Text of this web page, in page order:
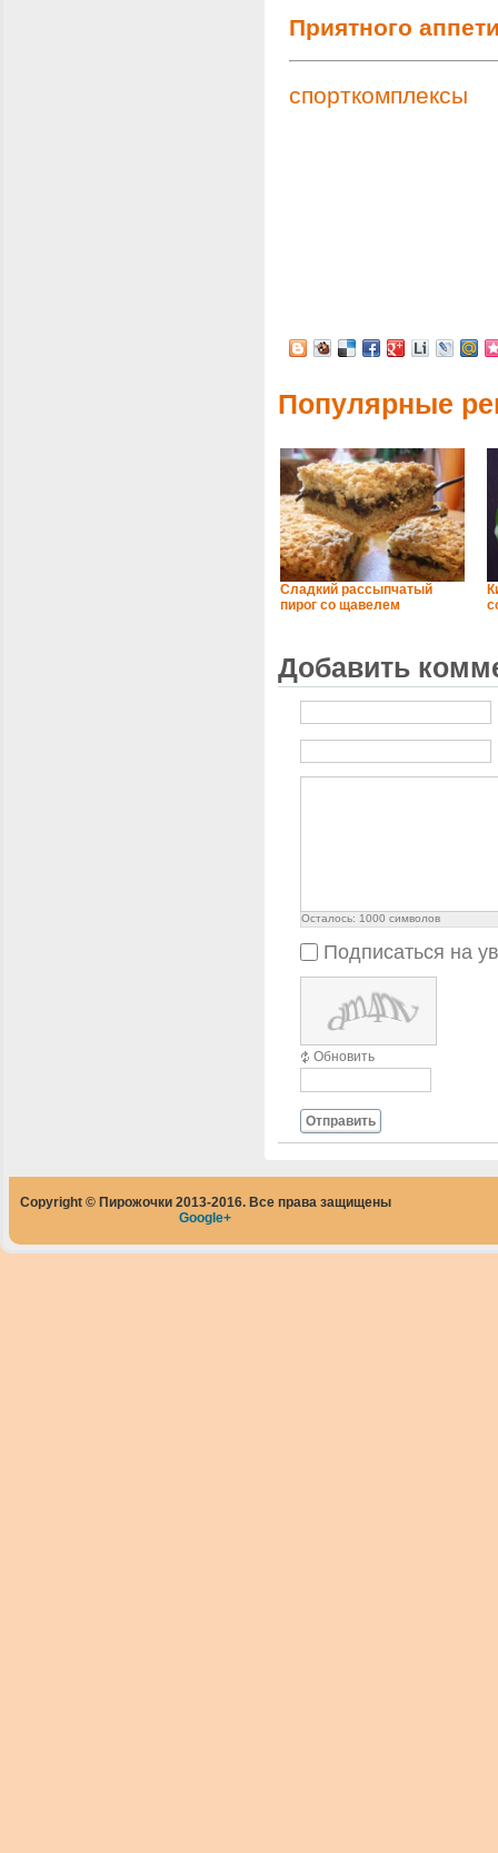
Приятного
спорткомплексы
Популярные
Сладкий рассыпчатый
пирог со щавелем
Добавить
Осталось: 1000 символов
Подписаться на
Обновить
Отправить
Copyright © Пирожочки 2013-2016. Все права защищены
Google+